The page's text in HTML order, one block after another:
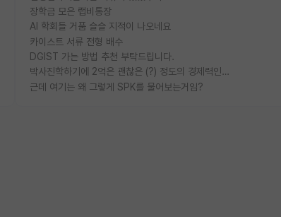
장학금 모은 랩비통장
AI 학회들 거품 슬슬 지적이 나오네요
카이스트 서류 전형 배수
DGIST 가는 방법 추천 부탁드립니다.
박사진학하기에 2억은 괜찮은 (?) 정도의 경제력인가요
근데 여기는 왜 그렇게 SPK를 물어보는거임?